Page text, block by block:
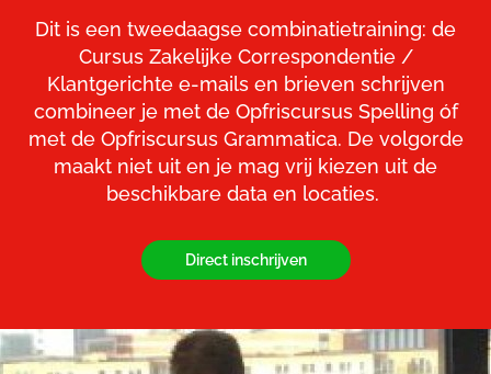
Dit is een tweedaagse combinatietraining: de
Cursus Zakelijke Correspondentie /
Klantgerichte e-mails en brieven schrijven
combineer je met de Opfriscursus Spelling óf
met de Opfriscursus Grammatica. De volgorde
maakt niet uit en je mag vrij kiezen uit de
beschikbare data en locaties.
Direct inschrijven